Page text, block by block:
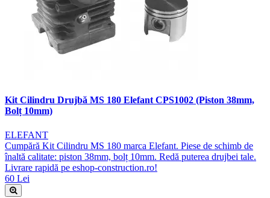
Kit Cilindru Drujbă MS 180 Elefant CPS1002 (Piston 38mm,
Bolț 10mm)
ELEFANT
Cumpără Kit Cilindru MS 180 marca Elefant. Piese de schimb de
înaltă calitate: piston 38mm, bolț 10mm. Redă puterea drujbei tale.
Livrare rapidă pe eshop-construction.ro!
60 Lei